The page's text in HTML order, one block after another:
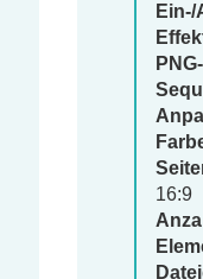
PNG-
16:9